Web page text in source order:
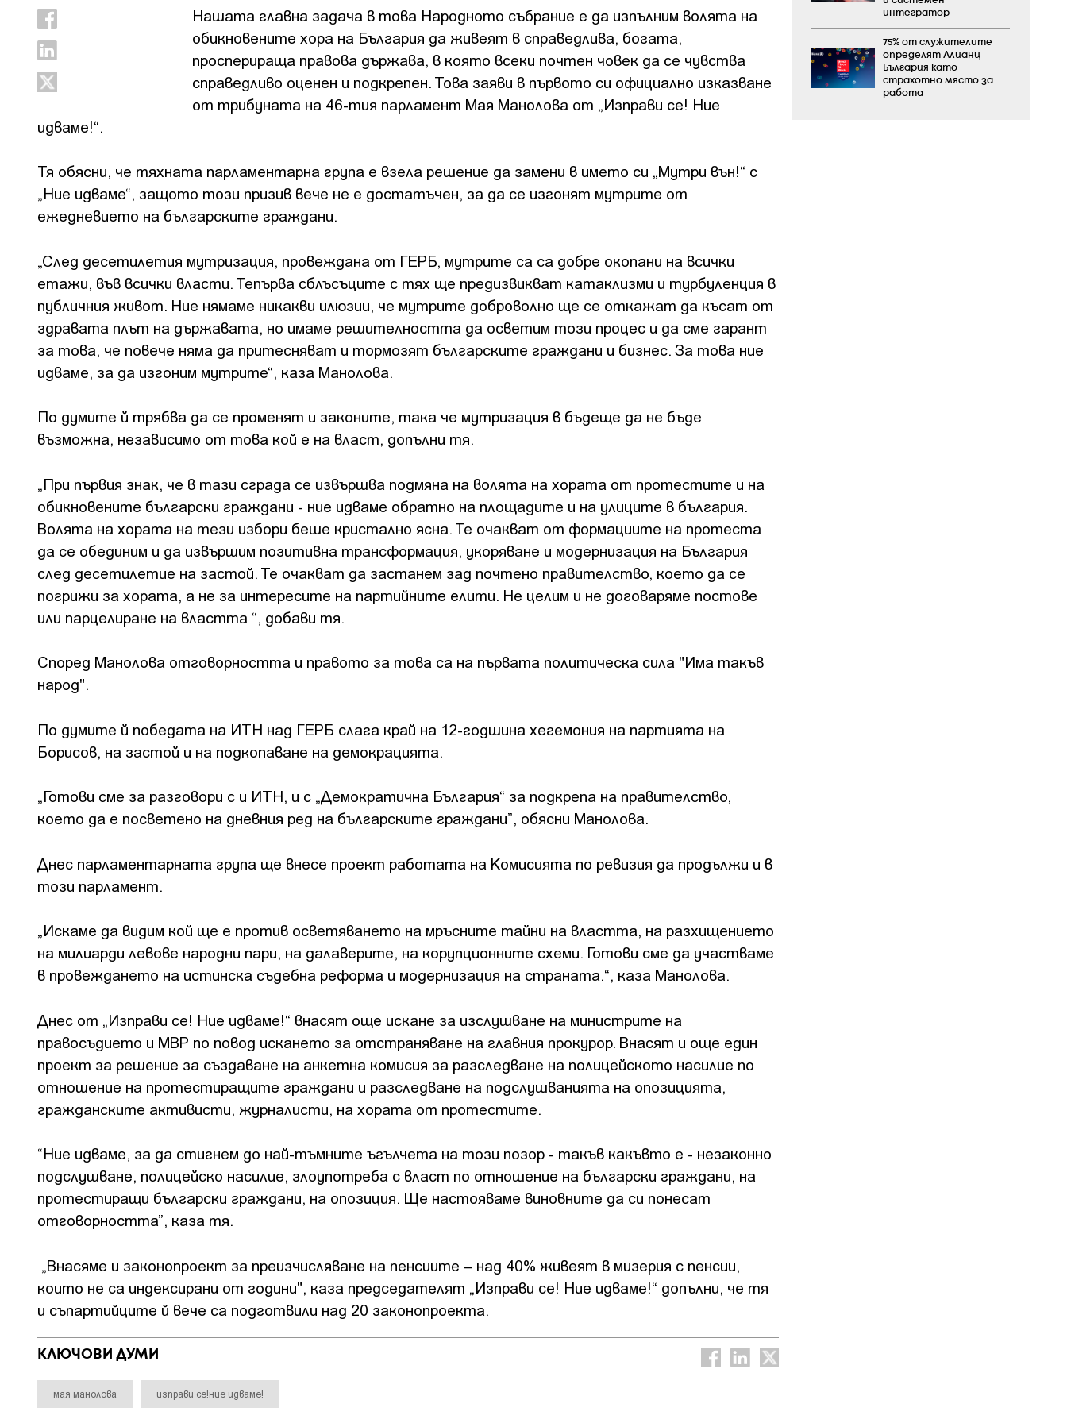
Нашата главна задача в това Народното събрание е да изпълним волята на
обикновените хора на България да живеят в справедлива, богата,
просперираща правова държава, в която всеки почтен човек да се чувства
справедливо оценен и подкрепен. Това заяви в първото си официално изказване
от трибуната на 46-тия парламент Мая Манолова от „Изправи се! Ние
идваме!“.
Тя обясни, че тяхната парламентарна група е взела решение да замени в името си „Мутри вън!“ с
„Ние идваме“, защото този призив вече не е достатъчен, за да се изгонят мутрите от
ежедневието на българските граждани.
„След десетилетия мутризация, провеждана от ГЕРБ, мутрите са са добре окопани на всички
етажи, във всички власти. Тепърва сблъсъците с тях ще предизвикват катаклизми и турбуленция в
публичния живот. Ние нямаме никакви илюзии, че мутрите доброволно ще се откажат да късат от
здравата плът на държавата, но имаме решителността да осветим този процес и да сме гарант
за това, че повече няма да притесняват и тормозят българските граждани и бизнес. За това ние
идваме, за да изгоним мутрите“, каза Манолова.
По думите й трябва да се променят и законите, така че мутризация в бъдеще да не бъде
възможна, независимо от това кой е на власт, допълни тя.
„При първия знак, че в тази сграда се извършва подмяна на волята на хората от протестите и на
обикновените български граждани - ние идваме обратно на площадите и на улиците в българия.
Волята на хората на тези избори беше кристално ясна. Те очакват от формациите на протеста
да се обединим и да извършим позитивна трансформация, укоряване и модернизация на България
след десетилетие на застой. Те очакват да застанем зад почтено правителство, което да се
погрижи за хората, а не за интересите на партийните елити. Не целим и не договаряме постове
или парцелиране на властта “, добави тя.
Според Манолова отговорността и правото за това са на първата политическа сила "Има такъв
народ".
По думите й победата на ИТН над ГЕРБ слага край на 12-годшина хегемония на партията на
Борисов, на застой и на подкопаване на демокрацията.
„Готови сме за разговори с и ИТН, и с „Демократична България“ за подкрепа на правителство,
което да е посветено на дневния ред на българските граждани”, обясни Манолова.
Днес парламентарната група ще внесе проект работата на Комисията по ревизия да продължи и в
този парламент.
„Искаме да видим кой ще е против осветяването на мръсните тайни на властта, на разхищението
на милиарди левове народни пари, на далаверите, на корупционните схеми. Готови сме да участваме
в провеждането на истинска съдебна реформа и модернизация на страната.“, каза Манолова.
Днес от „Изправи се! Ние идваме!“ внасят още искане за изслушване на министрите на
правосъдието и МВР по повод искането за отстраняване на главния прокурор. Внасят и още един
проект за решение за създаване на анкетна комисия за разследване на полицейското насилие по
отношение на протестиращите граждани и разследване на подслушванията на опозицията,
гражданските активисти, журналисти, на хората от протестите.
“Ние идваме, за да стигнем до най-тъмните ъгълчета на този позор - такъв какъвто е - незаконно
подслушване, полицейско насилие, злоупотреба с власт по отношение на български граждани, на
протестиращи български граждани, на опозиция. Ще настояваме виновните да си понесат
отговорността”, каза тя.
„Внасяме и законопроект за преизчисляване на пенсиите – над 40% живеят в мизерия с пенсии,
които не са индексирани от години", каза председателят „Изправи се! Ние идваме!“ допълни, че тя
и съпартийците й вече са подготвили над 20 законопроекта.
КЛЮЧОВИ ДУМИ
мая манолова изправи се!ние идваме!
интегратор
75% от служителите
определят Алианц
България като
страхотно място за
работа